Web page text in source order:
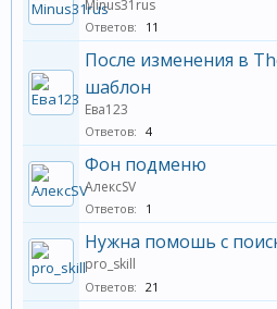
Minus31rus
Ответов: 11
После изменения в
шаблон
Ева123
Ответов: 4
Фон подменю
АлексSV
Ответов: 1
Нужна помошь с
pro_skill
Ответов: 21